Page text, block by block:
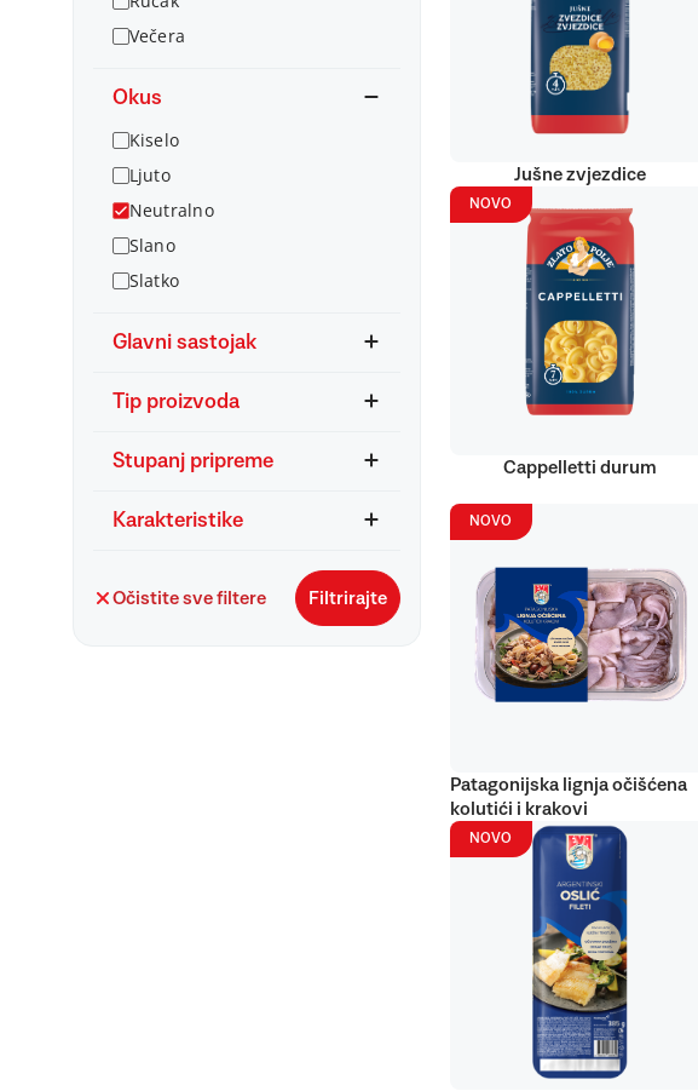
Večera
Okus
Kiselo
Ljuto
Neutralno
Slano
Slatko
Glavni sastojak
Tip proizvoda
Stupanj pripreme
Karakteristike
Očistite sve filtere Filtrirajte
Jušne zvjezdice
NOVO
Cappelletti durum
NOVO
Patagonijska lignja očišćena
kolutići i krakovi
NOVO